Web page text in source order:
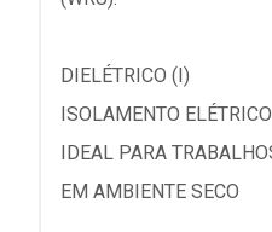
DIELÉTRICO (I)
ISOLAMENTO
IDEAL PARA
EM AMBIENTE SECO